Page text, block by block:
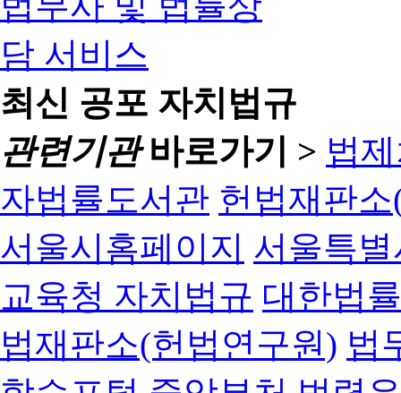
최신 공포 자치법규
관련기관바로가기 > 법
자법률도서관 헌법재판
서울시홈페이지 서울특
교육청 자치법규 대한법
법재판소(헌법연구원) 법